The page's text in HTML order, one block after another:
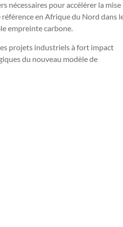
nécessaires pour accélérer la mise
en Afrique du Nord dans
empreinte carbone.
projets industriels à fort impact
du nouveau modèle de